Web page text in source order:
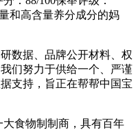
和高含量养分成分的妈
据、品牌公开材料、权
们努力于供给一个、严谨
支持，旨正在帮帮中国宝
食物制制商，具有百年